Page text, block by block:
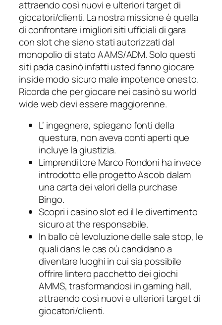
attraendo così nuovi e ulteriori target di
giocatori/clienti. La nostra missione è quella
di confrontare i migliori siti ufficiali di gara
con slot che siano stati autorizzati dal
monopolio di stato AAMS/ADM. Solo questi
siti pada casinò infatti usted fanno giocare
inside modo sicuro male impotence onesto.
Ricorda che per giocare nei casinò su world
wide web devi essere maggiorenne.
L’ ingegnere, spiegano fonti della
questura, non aveva conti aperti que
incluye la giustizia.
Limprenditore Marco Rondoni ha invece
introdotto elle progetto Ascob dalam
una carta dei valori della purchase
Bingo.
Scopri i casino slot ed il le divertimento
sicuro at the responsabile.
In ballo cè levoluzione delle sale stop, le
quali dans le cas où candidano a
diventare luoghi in cui sia possibile
offrire lintero pacchetto dei giochi
AMMS, trasformandosi in gaming hall,
attraendo così nuovi e ulteriori target di
giocatori/clienti.